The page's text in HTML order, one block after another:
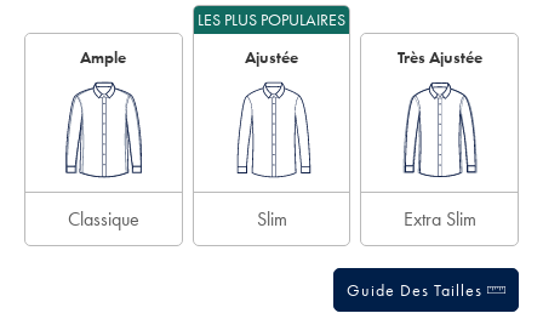
Ample
Classique
LES PLUS POPULAIRES
Ajustée
Slim
Très Ajustée
Extra Slim
Guide Des Tailles